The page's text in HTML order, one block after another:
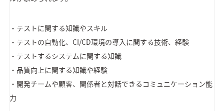
・テストに関する知識やスキル
・テストの自動化、CI/CD環境の導入に関する技術、経験
・テストするシステムに関する知識
・品質向上に関する知識や経験
・開発チームや顧客、関係者と対話できるコミュニケーション能
力